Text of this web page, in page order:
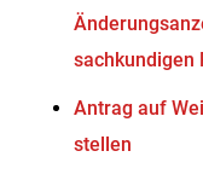
sachkundigen
Antrag auf
stellen